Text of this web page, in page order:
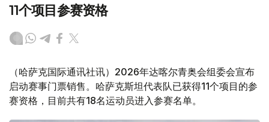
11个项目参赛资格
（哈萨克国际通讯社讯）2026年达喀尔青奥会组委会宣布
启动赛事门票销售。哈萨克斯坦代表队已获得11个项目的参
赛资格，目前共有18名运动员进入参赛名单。